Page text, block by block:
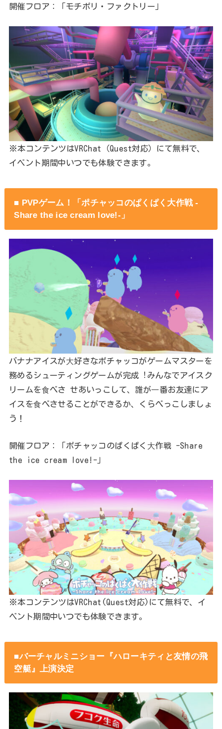
開催フロア：「モチポリ・ファクトリー」
※本コンテンツはVRChat（Quest対応）にて無料で、
イベント期間中いつでも体験できます。
■ PVPゲーム！「ポチャッコのぱくぱく⼤作戦 -
Share the ice cream love!-」
バナナアイスが⼤好きなポチャッコがゲームマスターを
務めるシューティングゲームが完成︕みんなでアイスク
リームを⾷べさ せあいっこして、誰が⼀番お友達にア
イスを⾷べさせることができるか、くらべっこしましょ
う！
開催フロア：「ポチャッコのぱくぱく⼤作戦 -Share
the ice cream love!-」
※本コンテンツはVRChat(Quest対応)にて無料で、イ
ベント期間中いつでも体験できます。
■バーチャルミニショー『ハローキティと友情の⾶
空艇』上演決定